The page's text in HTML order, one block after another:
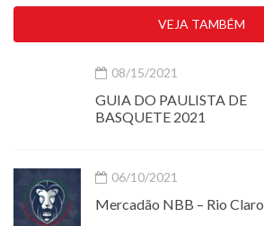
VEJA TAMBÉM
08/15/2021
GUIA DO PAULISTA DE
BASQUETE 2021
06/10/2021
Mercadão NBB – Rio Claro